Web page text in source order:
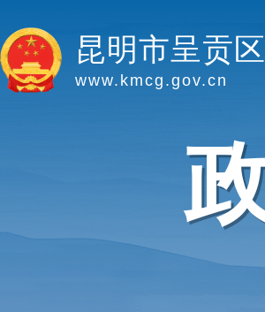
昆明市呈贡
www.kmcg.gov.cn